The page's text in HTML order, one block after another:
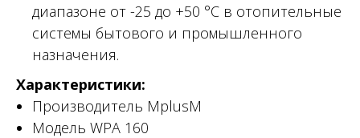
диапазоне от -25 до +50 °С в отопительные
системы бытового и промышленного
назначения.
Характеристики:
Производитель MplusM
Модель WPA 160